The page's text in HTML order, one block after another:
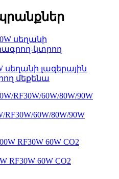
սեղանի լազերային
մեքենա
RF30W/60W/80W/90W
RF30W 60W CO2